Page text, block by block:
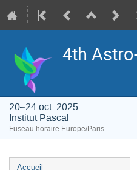
4th
20–24 oct. 2025
Institut Pascal
Fuseau horaire Europe/Paris
Menu
Accueil